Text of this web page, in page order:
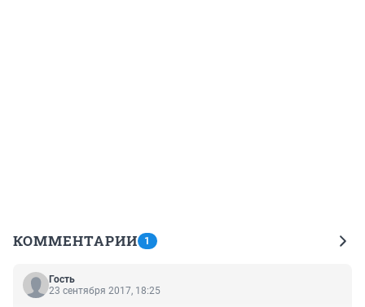
КОММЕНТАРИИ 1
Гость
23 сентября 2017, 18:25